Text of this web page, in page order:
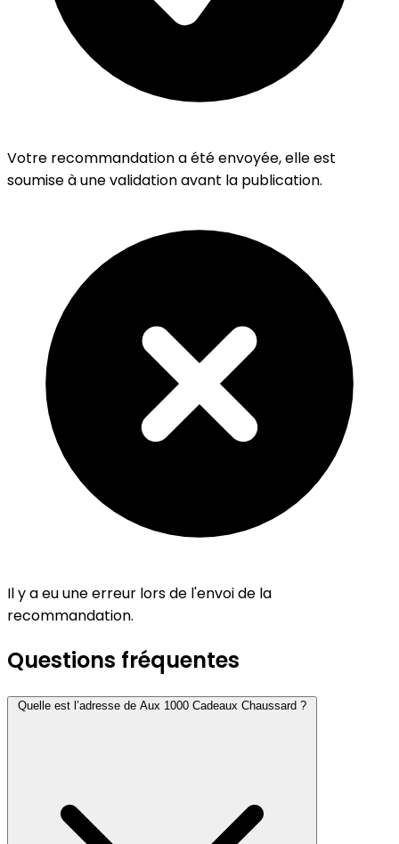
Votre recommandation a été envoyée, elle est
soumise à une validation avant la publication.
Il y a eu une erreur lors de l'envoi de la
recommandation.
Questions fréquentes
Quelle est l’adresse de Aux 1000 Cadeaux Chaussard ?